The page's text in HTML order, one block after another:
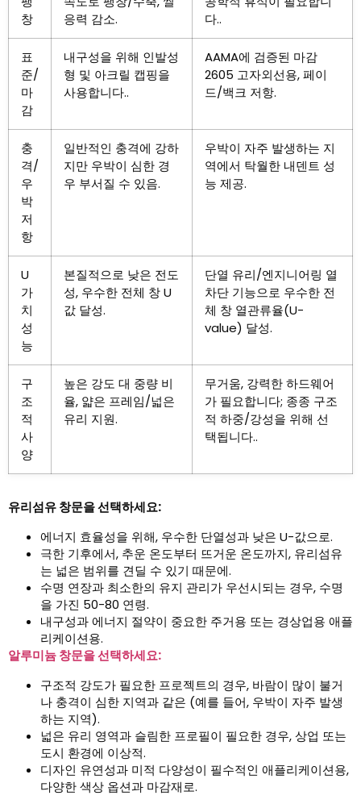
창
응력 감소.
다..
표
준/
마
감
내구성을 위해 인발성
형 및 아크릴 캡핑을
사용합니다..
AAMA에 검증된 마감
2605 고자외선용, 페이
드/백크 저항.
충
격/
우
박 ​​
저
항
일반적인 충격에 강하
지만 우박이 심한 경
우 부서질 수 있음.
우박이 자주 발생하는 지
역에서 탁월한 내덴트 성
능 제공.
U
가
치
성
능
본질적으로 낮은 전도
성, 우수한 전체 창 U
값 달성.
단열 유리/엔지니어링 열
차단 기능으로 우수한 전
체 창 열관류율(U-
value) 달성.
구
조
적
사
양
높은 강도 대 중량 비
율, 얇은 프레임/넓은
유리 지원.
무거움, 강력한 하드웨어
가 필요합니다; 종종 구조
적 하중/강성을 위해 선
택됩니다..
유리섬유 창문을 선택하세요:
에너지 효율성을 위해, 우수한 단열성과 낮은 U-값으로.
극한 기후에서, 추운 온도부터 뜨거운 온도까지, 유리섬유
는 넓은 범위를 견딜 수 있기 때문에.
수명 연장과 최소한의 유지 관리가 우선시되는 경우, 수명
을 가진 50-80 연령.
내구성과 에너지 절약이 중요한 주거용 또는 경상업용 애플
리케이션용.
알루미늄 창문을 선택하세요:
구조적 강도가 필요한 프로젝트의 경우, 바람이 많이 불거
나 충격이 심한 지역과 같은 (예를 들어, 우박이 자주 발생
하는 지역).
넓은 유리 영역과 슬림한 프로필이 필요한 경우, 상업 또는
도시 환경에 이상적.
디자인 유연성과 미적 다양성이 필수적인 애플리케이션용,
다양한 색상 옵션과 마감재로.